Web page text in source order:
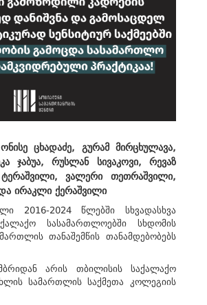
ცხადაძე, გურამ მირცხულავა,
ჯაბუა, რუსლან სივაკოვი, რევაზ
ტერაშვილი, ვალერი თეთრაშვილი,
და ირაკლი ქერაშვილი
2016-2024 წლებში სხვადასხვა
სასამართლოებში სხდომის
თანაშემწის თანამდებობებს
არის თბილისის საქალაქო
სამართლის საქმეთა კოლეგიის